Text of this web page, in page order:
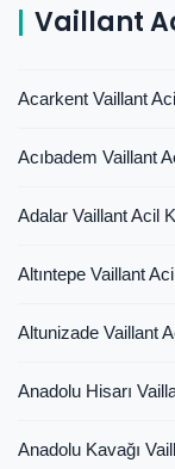
Vaillant
Acarkent Vaillant
Acıbadem Vaillant
Adalar Vaillant Acil
Altıntepe Vaillant
Altunizade Vaillant
Anadolu Hisarı
Anadolu Kavağı